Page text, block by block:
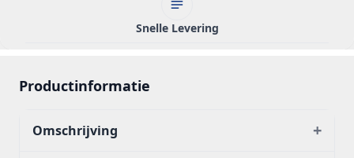
Snelle Levering
Productinformatie
Omschrijving +